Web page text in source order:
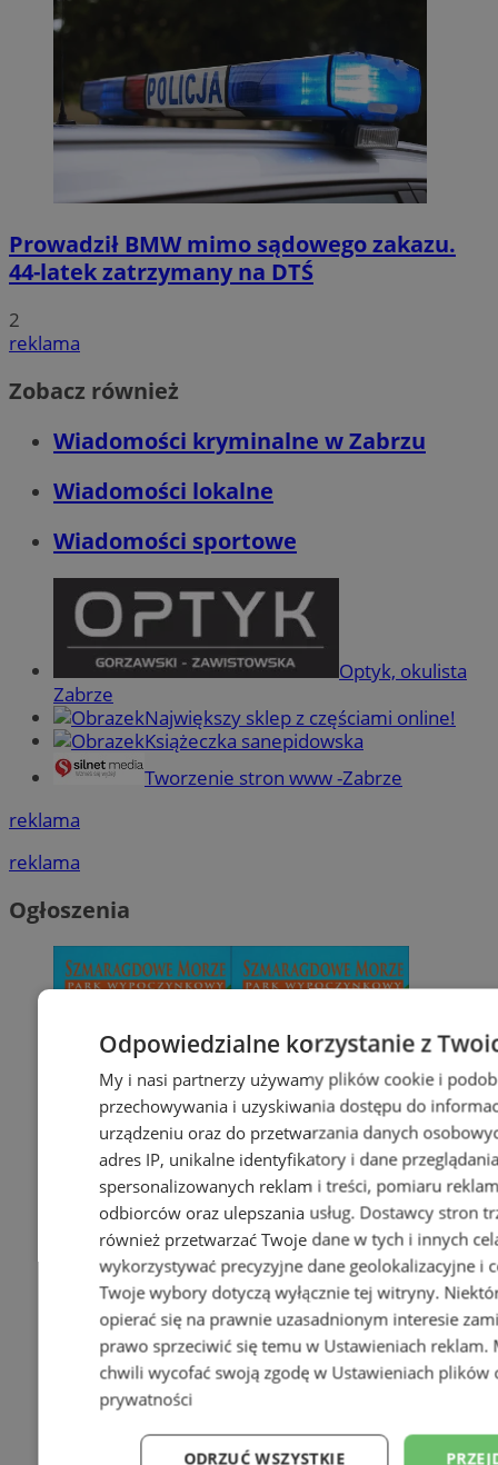
Prowadził BMW mimo sądowego zakazu.
44-latek zatrzymany na DTŚ
2
reklama
Zobacz również
Wiadomości kryminalne w Zabrzu
Wiadomości lokalne
Wiadomości sportowe
Optyk, okulista
Zabrze
Największy sklep z częściami online!
Książeczka sanepidowska
Tworzenie stron www -Zabrze
reklama
reklama
Ogłoszenia
Odpowiedzialne korzystanie z
My i nasi partnerzy używamy plików cookie i
przechowywania i uzyskiwania dostępu do
urządzeniu oraz do przetwarzania danych
adres IP, unikalne identyfikatory i dane
spersonalizowanych reklam i treści, pomiaru
odbiorców oraz ulepszania usług. Dostawcy stron
również przetwarzać Twoje dane w tych i innych
wykorzystywać precyzyjne dane geolokalizacyjne i
Twoje wybory dotyczą wyłącznie tej witryny.
opierać się na prawnie uzasadnionym interesie
prawo sprzeciwić się temu w Ustawieniach reklam.
chwili wycofać swoją zgodę w Ustawieniach plików
prywatności
ODRZUĆ WSZYSTKIE